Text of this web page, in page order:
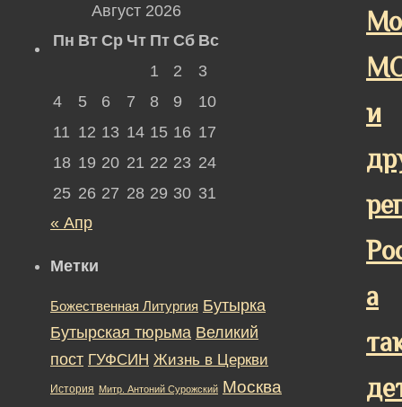
и
а
Август 2026
Пн Вт Ср Чт Пт Сб Вс
1
2
3
4
5 6 7 8 9
10
11 12 13 14 15 16 17
18 19 20 21 22 23 24
25 26 27 28 29 30 31
« Апр
Метки
Божественная Литургия Бутырка
Бутырская тюрьма Великий
пост ГУФСИН Жизнь в Церкви
История Митр. Антоний Сурожский Москва